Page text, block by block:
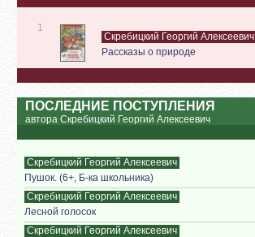
1
Скребицкий Георгий Алексеевич
Рассказы о природе
ПОСЛЕДНИЕ ПОСТУПЛЕНИЯ
автора Скребицкий Георгий Алексеевич
Скребицкий Георгий Алексеевич
Пушок. (6+, Б-ка школьника)
Скребицкий Георгий Алексеевич
Лесной голосок
Скребицкий Георгий Алексеевич